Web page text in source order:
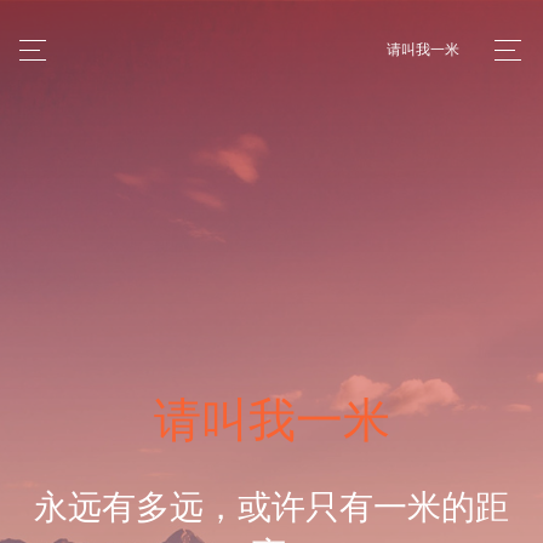
请叫我一米
请叫我一米
永远有多远，或许只有一米的距